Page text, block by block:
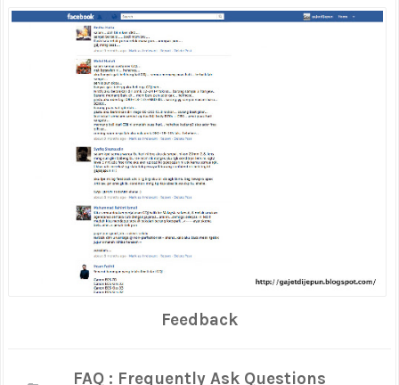
Feedback
FAQ : Frequently Ask Questions